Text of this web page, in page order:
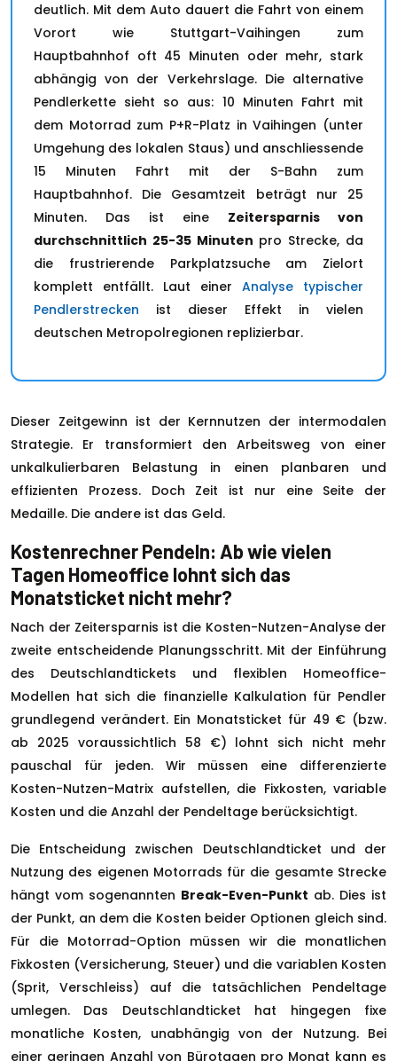
deutlich. Mit dem Auto dauert die Fahrt von einem
Vorort wie Stuttgart-Vaihingen zum
Hauptbahnhof oft 45 Minuten oder mehr, stark
abhängig von der Verkehrslage. Die alternative
Pendlerkette sieht so aus: 10 Minuten Fahrt mit
dem Motorrad zum P+R-Platz in Vaihingen (unter
Umgehung des lokalen Staus) und anschliessende
15 Minuten Fahrt mit der S-Bahn zum
Hauptbahnhof. Die Gesamtzeit beträgt nur 25
Minuten. Das ist eine Zeitersparnis von
durchschnittlich 25-35 Minuten pro Strecke, da
die frustrierende Parkplatzsuche am Zielort
komplett entfällt. Laut einer Analyse typischer
Pendlerstrecken ist dieser Effekt in vielen
deutschen Metropolregionen replizierbar.
Dieser Zeitgewinn ist der Kernnutzen der intermodalen
Strategie. Er transformiert den Arbeitsweg von einer
unkalkulierbaren Belastung in einen planbaren und
effizienten Prozess. Doch Zeit ist nur eine Seite der
Medaille. Die andere ist das Geld.
Kostenrechner Pendeln: Ab wie vielen
Tagen Homeoffice lohnt sich das
Monatsticket nicht mehr?
Nach der Zeitersparnis ist die Kosten-Nutzen-Analyse der
zweite entscheidende Planungsschritt. Mit der Einführung
des Deutschlandtickets und flexiblen Homeoffice-
Modellen hat sich die finanzielle Kalkulation für Pendler
grundlegend verändert. Ein Monatsticket für 49 € (bzw.
ab 2025 voraussichtlich 58 €) lohnt sich nicht mehr
pauschal für jeden. Wir müssen eine differenzierte
Kosten-Nutzen-Matrix aufstellen, die Fixkosten, variable
Kosten und die Anzahl der Pendeltage berücksichtigt.
Die Entscheidung zwischen Deutschlandticket und der
Nutzung des eigenen Motorrads für die gesamte Strecke
hängt vom sogenannten Break-Even-Punkt ab. Dies ist
der Punkt, an dem die Kosten beider Optionen gleich sind.
Für die Motorrad-Option müssen wir die monatlichen
Fixkosten (Versicherung, Steuer) und die variablen Kosten
(Sprit, Verschleiss) auf die tatsächlichen Pendeltage
umlegen. Das Deutschlandticket hat hingegen fixe
monatliche Kosten, unabhängig von der Nutzung. Bei
einer geringen Anzahl von Bürotagen pro Monat kann es